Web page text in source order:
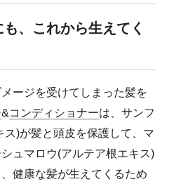
、これから生えてく
ージを受けてしまった髪を
&コンディショナーは、サンフ
ス)が髪と頭皮を保護して、マ
ュマロウ(アルテア根エキス)
健康な髪が生えてくるため